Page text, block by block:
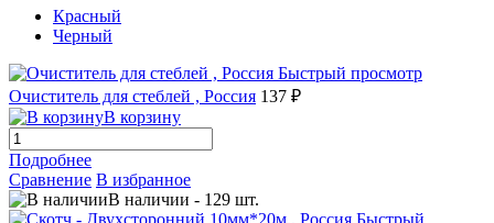
Красный
Черный
Быстрый просмотр
Очиститель для стеблей , Россия 137 ₽
В корзину
Подробнее
Сравнение В избранное
В наличии - 129 шт.
Быстрый